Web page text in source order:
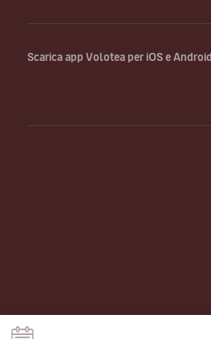
Scarica app Volotea per iOS e Android